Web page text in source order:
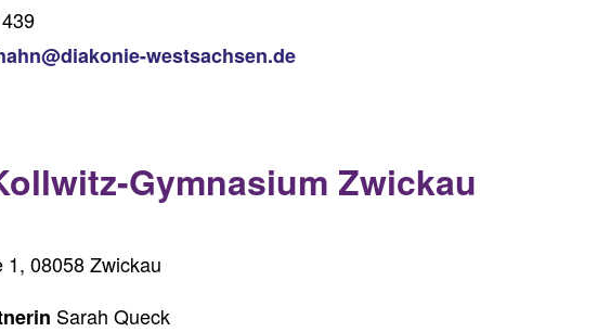
westsachsen.de
Gymnasium Zwickau
1, 08058 Zwickau
Sarah Queck